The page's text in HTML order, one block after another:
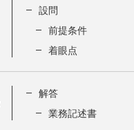
設問
前提条件
着眼点
解答
業務記述書